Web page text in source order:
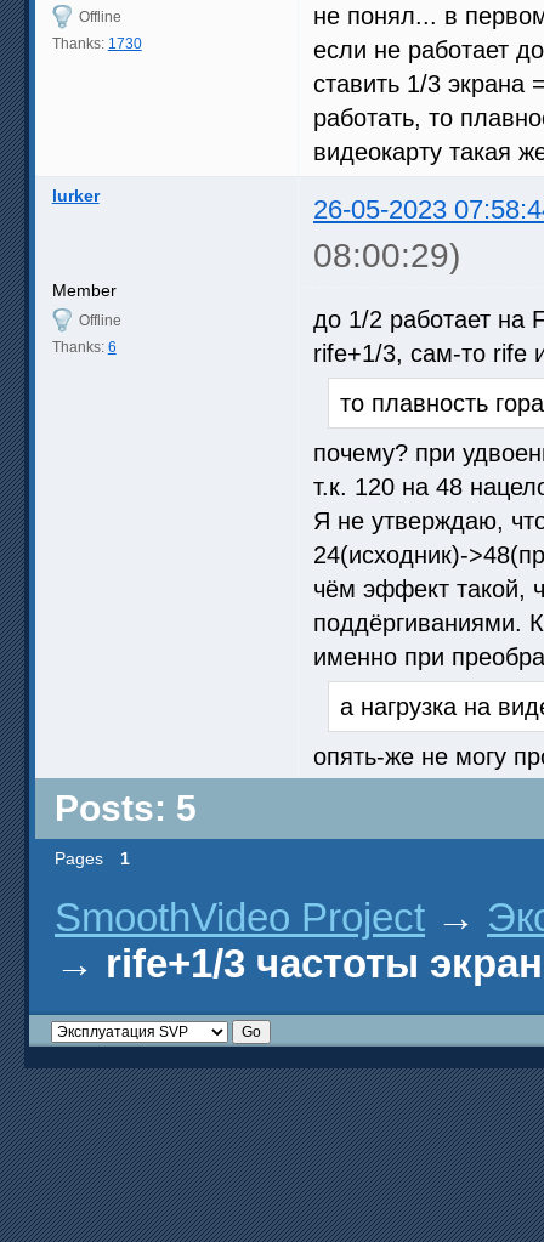
Offline
Thanks: 1730
не понял... в
если не работает
ставить 1/3
работать, то
видеокарту такая
lurker 26-05-2023
08:00:29)
Member
Offline
Thanks: 6
до 1/2 работает на
rife+1/3, сам-то rife
то плавность
почему? при
т.к. 120 на 48
Я не утверждаю,
24(исходник)-
чём эффект такой,
поддёргиваниями.
именно при
а нагрузка на
опять-же не могу
Posts: 5
Pages 1
SmoothVideo Project →
→ rife+1/3 частоты